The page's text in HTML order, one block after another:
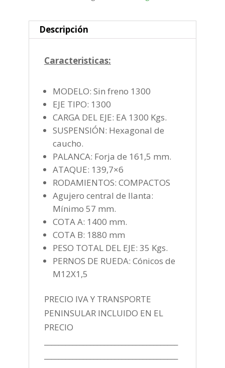
Descripción
Caracteristicas:
MODELO: Sin freno 1300
EJE TIPO: 1300
CARGA DEL EJE: EA 1300 Kgs.
SUSPENSIÓN: Hexagonal de
caucho.
PALANCA: Forja de 161,5 mm.
ATAQUE: 139,7×6
RODAMIENTOS: COMPACTOS
Agujero central de llanta:
Mínimo 57 mm.
COTA A: 1400 mm.
COTA B: 1880 mm
PESO TOTAL DEL EJE: 35 Kgs.
PERNOS DE RUEDA: Cónicos de
M12X1,5
PRECIO IVA Y TRANSPORTE
PENINSULAR INCLUIDO EN EL
PRECIO